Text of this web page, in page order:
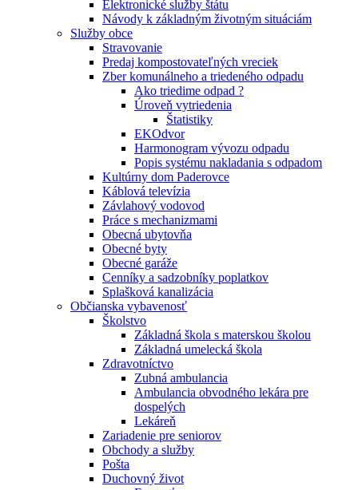
Elektronické služby štátu
Návody k základným životným situáciám
Služby obce
Stravovanie
Predaj kompostovateľných vreciek
Zber komunálneho a triedeného odpadu
Ako triedime odpad ?
Úroveň vytriedenia
Štatistiky
EKOdvor
Harmonogram vývozu odpadu
Popis systému nakladania s odpadom
Kultúrny dom Paderovce
Káblová televízia
Závlahový vodovod
Práce s mechanizmami
Obecná ubytovňa
Obecné byty
Obecné garáže
Cenníky a sadzobníky poplatkov
Splašková kanalizácia
Občianska vybavenosť
Školstvo
Základná škola s materskou školou
Základná umelecká škola
Zdravotníctvo
Zubná ambulancia
Ambulancia obvodného lekára pre
dospelých
Lekáreň
Zariadenie pre seniorov
Obchody a služby
Pošta
Duchovný život